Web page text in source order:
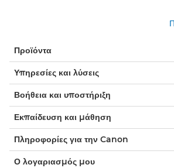
Προϊόντα
Υπηρεσίες και λύσεις
Βοήθεια και υποστήριξη
Εκπαίδευση και μάθηση
Πληροφορίες για την Canon
Ο λογαριασμός μου